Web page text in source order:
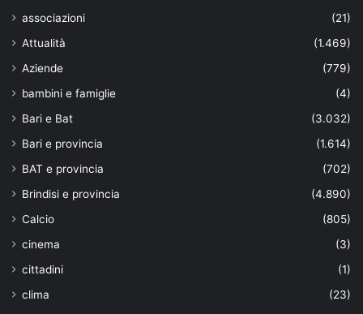
associazioni
(21)
Attualità
(1.469)
Aziende
(779)
bambini e famiglie
(4)
Bari e Bat
(3.032)
Bari e provincia
(1.614)
BAT e provincia
(702)
Brindisi e provincia
(4.890)
Calcio
(805)
cinema
(3)
cittadini
(1)
clima
(23)